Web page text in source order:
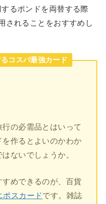
るポンドを両替する際
されることをおすすめし
コスパ最強カード
の必需品とはいって
作るとよいのかわか
ないでしょうか。
めできるのが、百貨
ポスカードです。雑誌